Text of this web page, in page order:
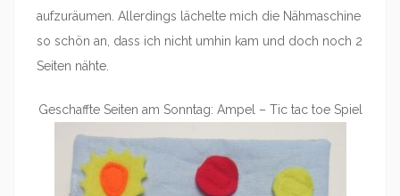
aufzuräumen. Allerdings lächelte mich die Nähmaschine
so schön an, dass ich nicht umhin kam und doch noch 2
Seiten nähte.
Geschaffte Seiten am Sonntag: Ampel – Tic tac toe Spiel